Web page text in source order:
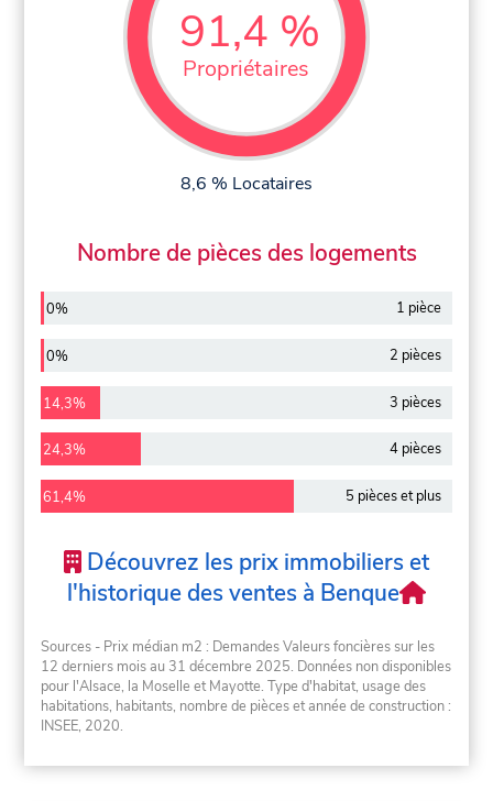
91,4 %
Propriétaires
8,6 % Locataires
Nombre de pièces des logements
0% 1 pièce
0% 2 pièces
14,3% 3 pièces
24,3% 4 pièces
61,4% 5 pièces et plus
Découvrez les prix immobiliers et
l'historique des ventes à Benque
Sources - Prix médian m2 : Demandes Valeurs foncières sur les
12 derniers mois au 31 décembre 2025. Données non disponibles
pour l'Alsace, la Moselle et Mayotte. Type d'habitat, usage des
habitations, habitants, nombre de pièces et année de construction :
INSEE, 2020.